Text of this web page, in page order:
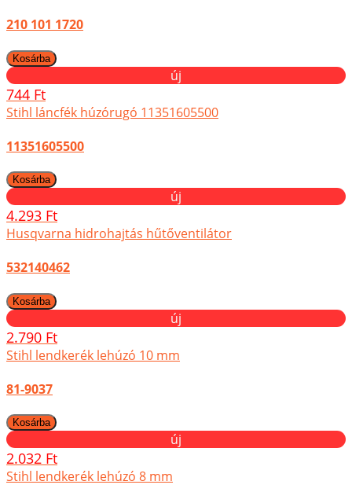
210 101 1720
új
744 Ft
Stihl láncfék húzórugó 11351605500
11351605500
új
4.293 Ft
Husqvarna hidrohajtás hűtőventilátor
532140462
új
2.790 Ft
Stihl lendkerék lehúzó 10 mm
81-9037
új
2.032 Ft
Stihl lendkerék lehúzó 8 mm